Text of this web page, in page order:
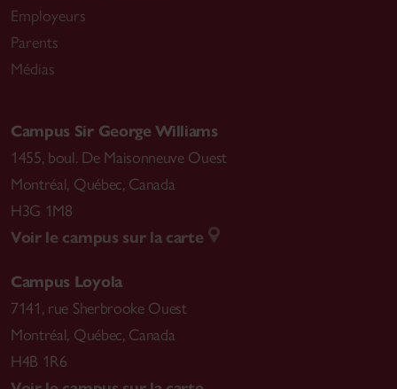
Employeurs
Parents
Médias
Campus Sir George Williams
1455, boul. De Maisonneuve Ouest
Montréal, Québec, Canada
H3G 1M8
Voir le campus sur la carte
Campus Loyola
7141, rue Sherbrooke Ouest
Montréal, Québec, Canada
H4B 1R6